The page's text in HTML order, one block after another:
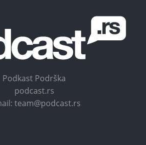
Podkast Podrška
podcast.rs
team@podcast.rs